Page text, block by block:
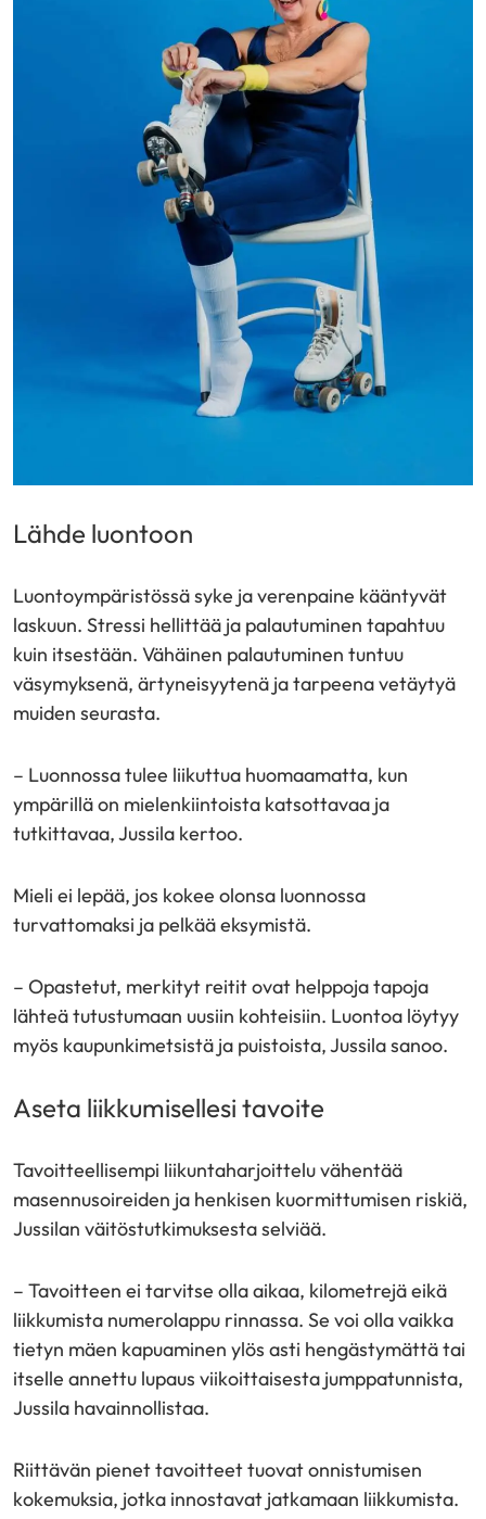
Lähde luontoon
Luontoympäristössä syke ja verenpaine kääntyvät
laskuun. Stressi hellittää ja palautuminen tapahtuu
kuin itsestään. Vähäinen palautuminen tuntuu
väsymyksenä, ärtyneisyytenä ja tarpeena vetäytyä
muiden seurasta.
– Luonnossa tulee liikuttua huomaamatta, kun
ympärillä on mielenkiintoista katsottavaa ja
tutkittavaa, Jussila kertoo.
Mieli ei lepää, jos kokee olonsa luonnossa
turvattomaksi ja pelkää eksymistä.
– Opastetut, merkityt reitit ovat helppoja tapoja
lähteä tutustumaan uusiin kohteisiin. Luontoa löytyy
myös kaupunkimetsistä ja puistoista, Jussila sanoo.
Aseta liikkumisellesi tavoite
Tavoitteellisempi liikuntaharjoittelu vähentää
masennusoireiden ja henkisen kuormittumisen riskiä,
Jussilan väitöstutkimuksesta selviää.
– Tavoitteen ei tarvitse olla aikaa, kilometrejä eikä
liikkumista numerolappu rinnassa. Se voi olla vaikka
tietyn mäen kapuaminen ylös asti hengästymättä tai
itselle annettu lupaus viikoittaisesta jumppatunnista,
Jussila havainnollistaa.
Riittävän pienet tavoitteet tuovat onnistumisen
kokemuksia, jotka innostavat jatkamaan liikkumista.